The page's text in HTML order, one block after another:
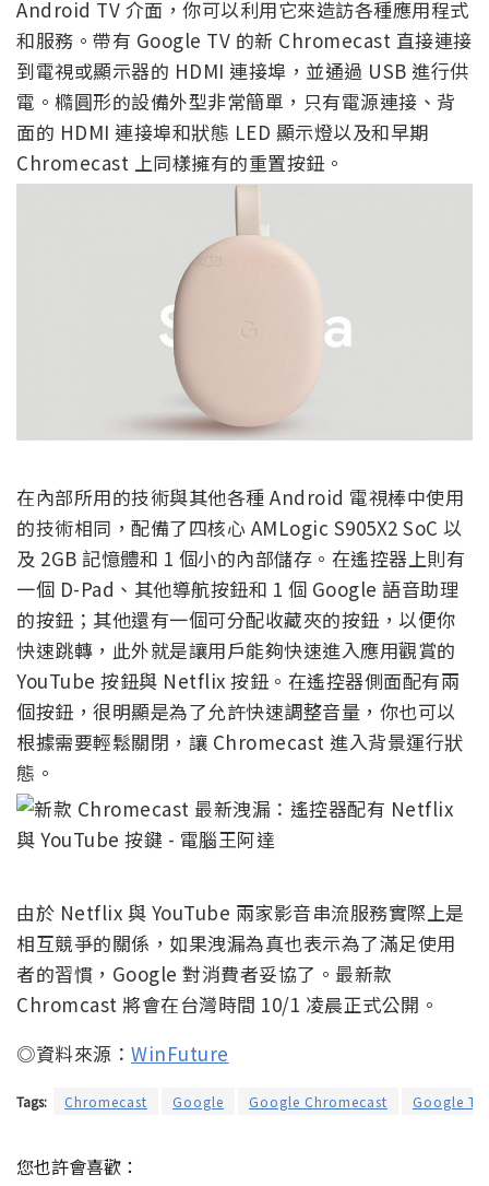
Android TV 介面，你可以利用它來造訪各種應用程式
和服務。帶有 Google TV 的新 Chromecast 直接連接
到電視或顯示器的 HDMI 連接埠，並通過 USB 進行供
電。橢圓形的設備外型非常簡單，只有電源連接、背
面的 HDMI 連接埠和狀態 LED 顯示燈以及和早期
Chromecast 上同樣擁有的重置按鈕。
在內部所用的技術與其他各種 Android 電視棒中使用
的技術相同，配備了四核心 AMLogic S905X2 SoC 以
及 2GB 記憶體和 1 個小的內部儲存。在遙控器上則有
一個 D-Pad、其他導航按鈕和 1 個 Google 語音助理
的按鈕；其他還有一個可分配收藏夾的按鈕，以便你
快速跳轉，此外就是讓用戶能夠快速進入應用觀賞的
YouTube 按鈕與 Netflix 按鈕。在遙控器側面配有兩
個按鈕，很明顯是為了允許快速調整音量，你也可以
根據需要輕鬆關閉，讓 Chromecast 進入背景運行狀
態。
由於 Netflix 與 YouTube 兩家影音串流服務實際上是
相互競爭的關係，如果洩漏為真也表示為了滿足使用
者的習慣，Google 對消費者妥協了。最新款
Chromcast 將會在台灣時間 10/1 凌晨正式公開。
◎資料來源： WinFuture
Tags: Chromecast Google Google Chromecast Google TV
您也許會喜歡：